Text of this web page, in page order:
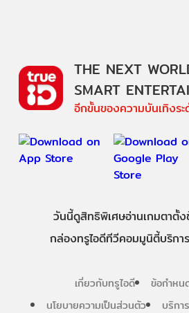
THE NEXT
SMART
อีกขั้นของความบันเทิงร
วันนี้ดูสิทธิพิเศษอ่านเกมตาตั้ง
กล่องทรูไอดีทีวีคอมมูนิตี้บริกา
เกี่ยวกับทรูไอดี
ข้อกำหน
นโยบายความเป็นส่วนตัว
บริกา